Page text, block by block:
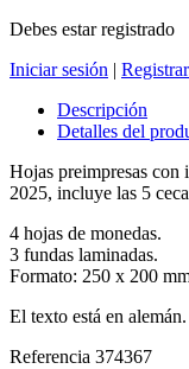
Debes estar registrado
Iniciar sesión |
Descripción
Detalles del
Hojas preimpresas con
2025, incluye las 5
4 hojas de monedas.
3 fundas laminadas.
Formato: 250 x 200
El texto está en alemán.
Referencia 374367